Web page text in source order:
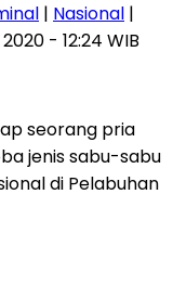
| Nasional |
- 12:24 WIB
seorang pria
jenis sabu-sabu
di Pelabuhan